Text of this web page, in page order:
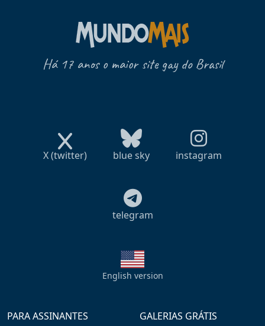
Há 17 anos o maior site gay do Brasil
X (twitter) blue sky instagram
telegram
English version
PARA ASSINANTES
GALERIAS GRÁTIS